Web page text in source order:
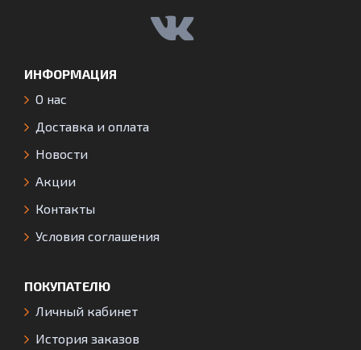
ИНФОРМАЦИЯ
О нас
Доставка и оплата
Новости
Акции
Контакты
Условия соглашения
ПОКУПАТЕЛЮ
Личный кабинет
История заказов